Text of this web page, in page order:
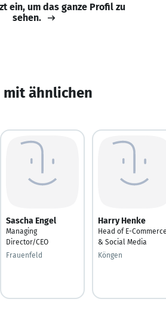
ein, um das ganze Profil zu
sehen.
mit ähnlichen
Sascha Engel
Managing
Director/CEO
Frauenfeld
Harry Henke
Head of E-
& Social Media
Köngen